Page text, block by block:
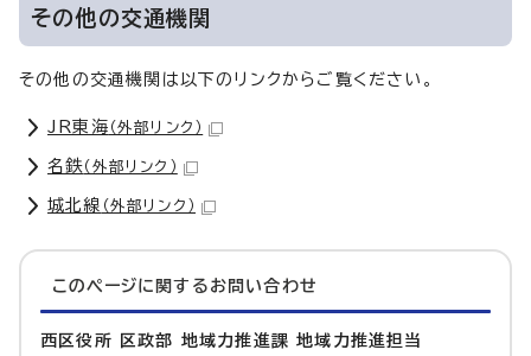
その他の交通機関
その他の交通機関は以下のリンクからご覧ください。
JR東海 （外部リンク）
名鉄（外部リンク）
城北線 （外部リンク）
このページに関する お問い合わせ
西区役所 区政部 地域力推進課 地域力推進担当